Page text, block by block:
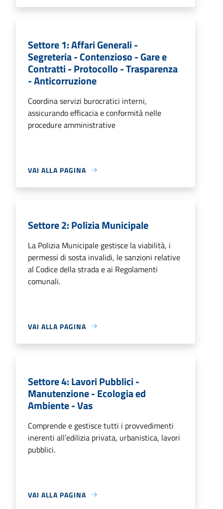
Settore 1: Affari Generali -
Segreteria - Contenzioso - Gare e
Contratti - Protocollo - Trasparenza
- Anticorruzione
Coordina servizi burocratici interni,
assicurando efficacia e conformità nelle
procedure amministrative
VAI ALLA PAGINA
Settore 2: Polizia Municipale
La Polizia Municipale gestisce la viabilità, i
permessi di sosta invalidi, le sanzioni relative
al Codice della strada e ai Regolamenti
comunali.
VAI ALLA PAGINA
Settore 4: Lavori Pubblici -
Manutenzione - Ecologia ed
Ambiente - Vas
Comprende e gestisce tutti i provvedimenti
inerenti all’edilizia privata, urbanistica, lavori
pubblici.
VAI ALLA PAGINA